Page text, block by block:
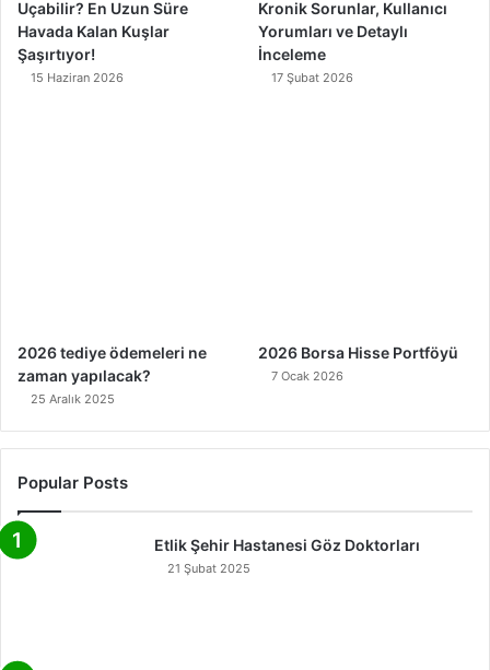
Uçabilir? En Uzun Süre
Havada Kalan Kuşlar
Şaşırtıyor!
15 Haziran 2026
Kronik Sorunlar, Kullanıcı
Yorumları ve Detaylı
İnceleme
17 Şubat 2026
2026 tediye ödemeleri ne
zaman yapılacak?
25 Aralık 2025
2026 Borsa Hisse Portföyü
7 Ocak 2026
Popular Posts
Etlik Şehir Hastanesi Göz Doktorları
21 Şubat 2025